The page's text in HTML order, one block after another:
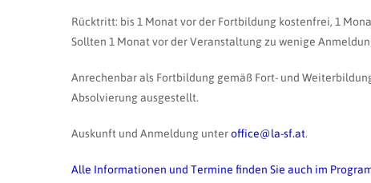
Rücktritt: bis 1 Monat vor der Fortbildung kostenfrei, 1
Sollten 1 Monat vor der Veranstaltung zu wenige
Anrechenbar als Fortbildung gemäß Fort- und
Absolvierung ausgestellt.
Auskunft und Anmeldung unteroffice@la-sf.at.
Alle Informationen und Termine finden Sie auch im